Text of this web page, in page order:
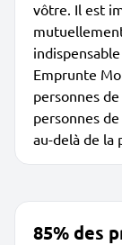
vôtre. Il est
Emprunte
personnes
personnes
au-delà de la
85% des